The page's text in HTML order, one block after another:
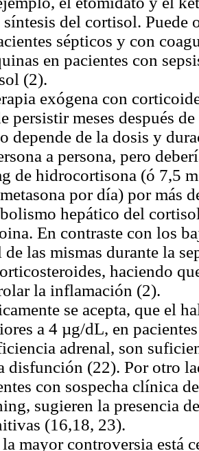
síntesis del cortisol. Puede
sépticos y con
en pacientes con
(2).
exógena con
persistir meses después
depende de la dosis y
a persona, pero
de hidrocortisona (ó 7,5
por día) por más
hepático del
En contraste con los
las mismas durante la
haciendo
la inflamación (2).
se acepta, que el
a 4 µg/dL, en
adrenal, son
disfunción (22). Por otro
con sospecha clínica
sugieren la presencia
(16,18, 23).
la mayor controversia está